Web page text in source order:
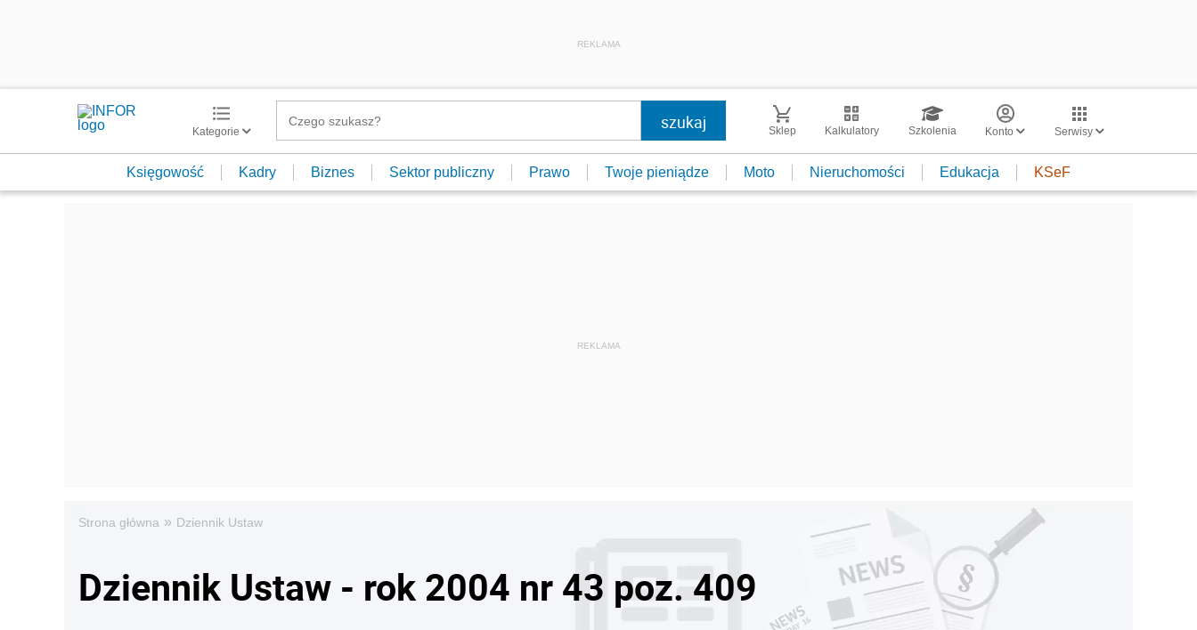
REKLAMA
Kategorie Sklep Kalkulatory Szkolenia Konto Serwisy
Księgowość Kadry Biznes Sektor publiczny Prawo Twoje pieniądze Moto Nieruchomości Edukacja KSeF
Strona główna » Dziennik Ustaw
Dziennik Ustaw - rok 2004 nr 43 poz. 409